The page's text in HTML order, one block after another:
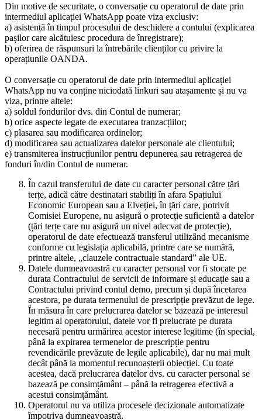
Din motive de securitate, o conversație cu operatorul de date prin
intermediul aplicației WhatsApp poate viza exclusiv:
a) asistență în timpul procesului de deschidere a contului (explicarea
pașilor care alcătuiesc procedura de înregistrare);
b) oferirea de răspunsuri la întrebările clienților cu privire la
operațiunile OANDA.
O conversație cu operatorul de date prin intermediul aplicației
WhatsApp nu va conține niciodată linkuri sau atașamente și nu va
viza, printre altele:
a) soldul fondurilor dvs. din Contul de numerar;
b) orice aspecte legate de executarea tranzacțiilor;
c) plasarea sau modificarea ordinelor;
d) modificarea sau actualizarea datelor personale ale clientului;
e) transmiterea instrucțiunilor pentru depunerea sau retragerea de
fonduri în/din Contul de numerar.
În cazul transferului de date cu caracter personal către țări
terțe, adică către destinatari stabiliți în afara Spațiului
Economic European sau a Elveției, în țări care, potrivit
Comisiei Europene, nu asigură o protecție suficientă a datelor
(țări terțe care nu asigură un nivel adecvat de protecție),
operatorul de date efectuează transferul utilizând mecanisme
conforme cu legislația aplicabilă, printre care se numără,
printre altele, „clauzele contractuale standard” ale UE.
Datele dumneavoastră cu caracter personal vor fi stocate pe
durata Contractului de servicii de informare și educație sau a
Contractului privind contul demo, precum și după încetarea
acestora, pe durata termenului de prescripție prevăzut de lege.
În măsura în care prelucrarea datelor se bazează pe interesul
legitim al operatorului, datele vor fi prelucrate pe durata
necesară pentru urmărirea acestor interese legitime (în special,
până la expirarea termenelor de prescripție pentru
revendicările prevăzute de legile aplicabile), dar nu mai mult
decât până la momentul recunoașterii obiecției. Cu toate
acestea, dacă prelucrarea datelor dvs. cu caracter personal se
bazează pe consimțământ – până la retragerea efectivă a
acestui consimțământ.
Operatorul nu va utiliza procesele decizionale automatizate
împotriva dumneavoastră.